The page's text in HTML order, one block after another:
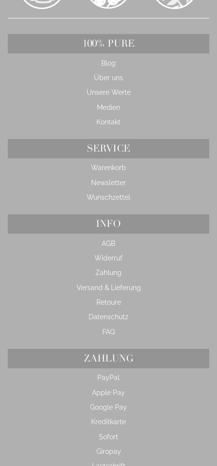
100% PURE
Blog
Über uns
Unsere Werte
Medien
Kontakt
SERVICE
Warenkorb
Newsletter
Wunschzettel
INFO
AGB
Widerruf
Zahlung
Versand & Lieferung
Retoure
Datenschutz
FAQ
ZAHLUNG
PayPal
Apple Pay
Google Pay
Kreditkarte
Sofort
Giropay